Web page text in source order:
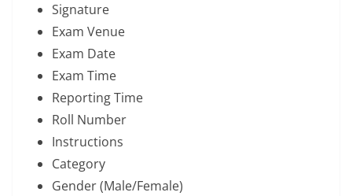
Signature
Exam Venue
Exam Date
Exam Time
Reporting Time
Roll Number
Instructions
Category
Gender (Male/Female)